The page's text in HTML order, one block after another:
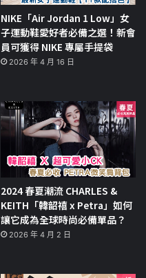
NIKE「Air Jordan 1 Low」女
子運動鞋愛好者必備之選！新會
員可獲得 NIKE 專屬手提袋
2026 年 4 月 16 日
2024 春夏潮流 CHARLES &
KEITH「韓韶禧 x Petra」如何
讓它成為全球時尚必備單品？
2026 年 4 月 2 日